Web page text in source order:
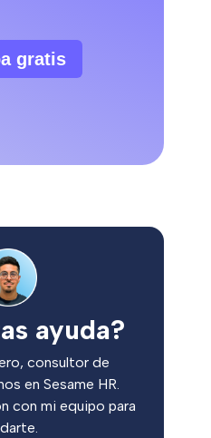
gratis
ayuda?
consultor de
en Sesame HR.
con mi equipo para